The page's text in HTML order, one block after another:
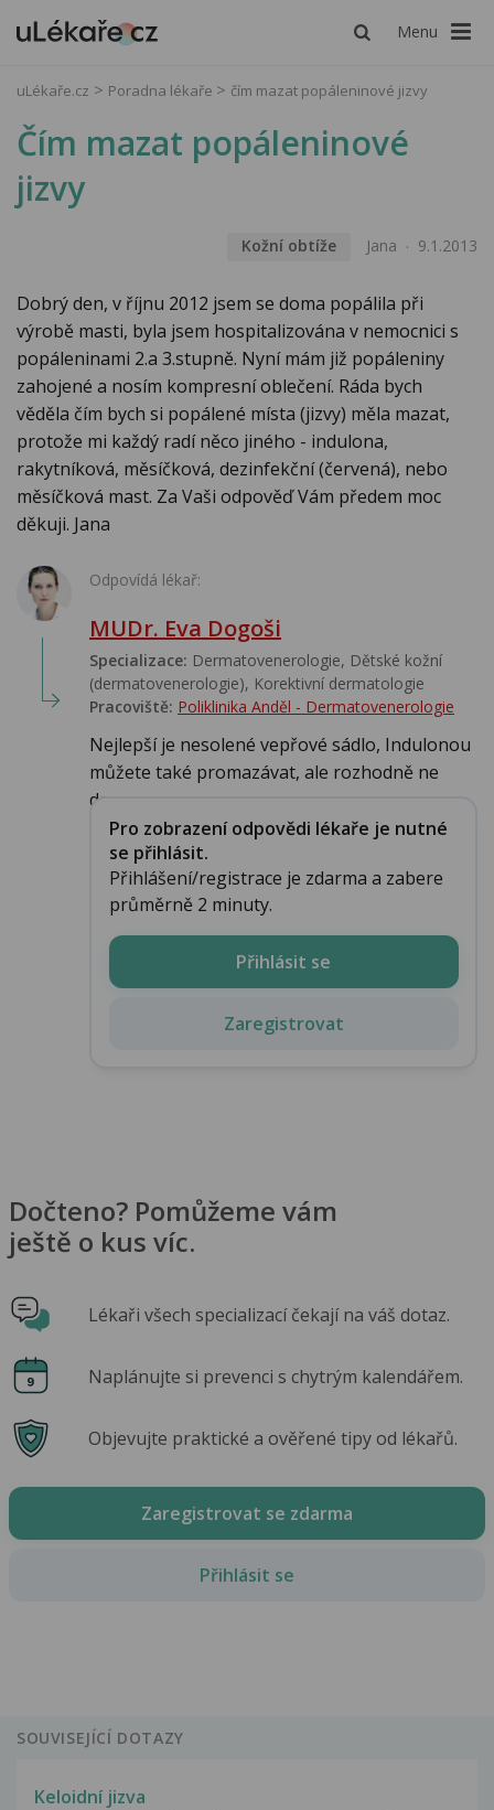
Menu
uLékaře.cz Poradna lékaře čím mazat popáleninové jizvy
Čím mazat popáleninové
jizvy
Kožní obtíže Jana 9.1.2013
Dobrý den, v říjnu 2012 jsem se doma popálila při
výrobě masti, byla jsem hospitalizována v nemocnici s
popáleninami 2.a 3.stupně. Nyní mám již popáleniny
zahojené a nosím kompresní oblečení. Ráda bych
věděla čím bych si popálené místa (jizvy) měla mazat,
protože mi každý radí něco jiného - indulona,
rakytníková, měsíčková, dezinfekční (červená), nebo
měsíčková mast. Za Vaši odpověď Vám předem moc
děkuji. Jana
Odpovídá lékař:
MUDr. Eva Dogoši
Specializace: Dermatovenerologie, Dětské kožní
(dermatovenerologie), Korektivní dermatologie
Pracoviště: Poliklinika Anděl - Dermatovenerologie
Nejlepší je nesolené vepřové sádlo, Indulonou
můžete také promazávat, ale rozhodně ne
dez...
Pro zobrazení odpovědi lékaře je nutné
se přihlásit.
Přihlášení/registrace je zdarma a zabere
průměrně 2 minuty.
Přihlásit se
Zaregistrovat
Dočteno? Pomůžeme vám
ještě o kus víc.
Lékaři všech specializací čekají na váš dotaz.
Naplánujte si prevenci s chytrým kalendářem.
Objevujte praktické a ověřené tipy od lékařů.
Zaregistrovat se zdarma
Přihlásit se
SOUVISEJÍCÍ DOTAZY
Keloidní jizva